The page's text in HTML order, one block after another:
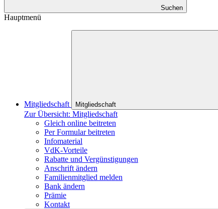
Suchen
Hauptmenü
Mitgliedschaft Mitgliedschaft
Zur Übersicht: Mitgliedschaft
Gleich online beitreten
Per Formular beitreten
Infomaterial
VdK-Vorteile
Rabatte und Vergünstigungen
Anschrift ändern
Familienmitglied melden
Bank ändern
Prämie
Kontakt